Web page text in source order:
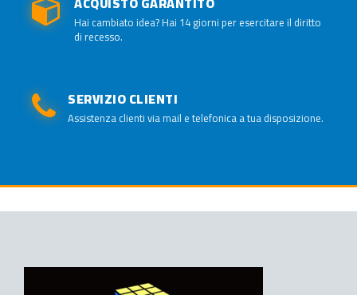
Hai cambiato idea? Hai 14 giorni per esercitare il diritto
di recesso.
SERVIZIO CLIENTI
Assistenza clienti via mail e telefonica a tua disposizione.